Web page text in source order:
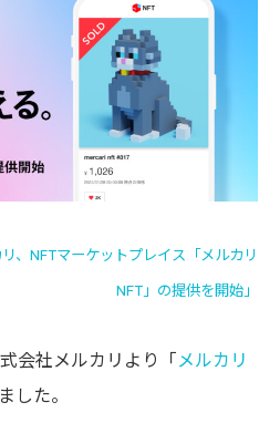
、NFTマーケットプレイス「メルカリ
NFT」の提供を開始」
会社メルカリより「 メルカリ
した。